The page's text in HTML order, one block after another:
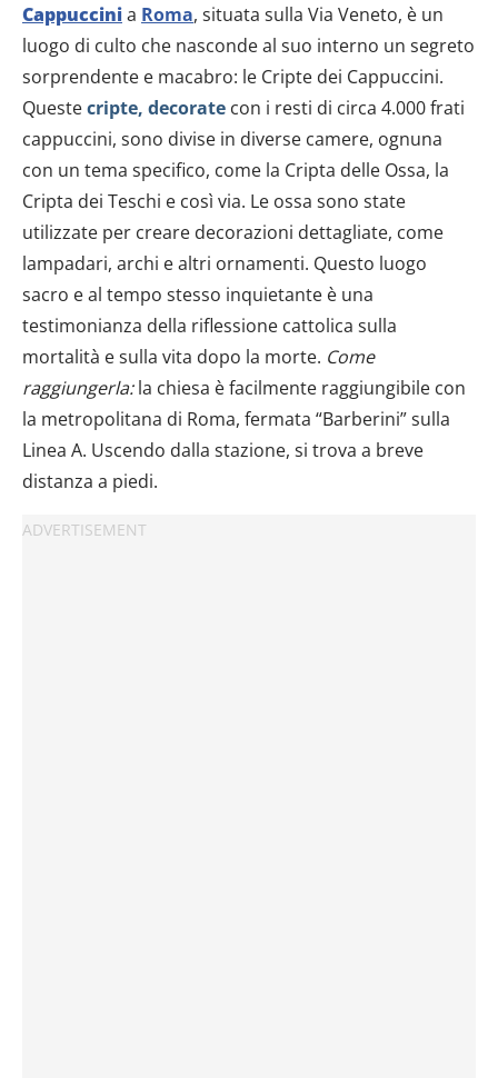
Cappuccinia Roma, situata sulla Via Veneto, è un
luogo di culto che nasconde al suo interno un segreto
sorprendente e macabro: le Cripte dei Cappuccini.
Questecripte, decorate con i resti di circa 4.000 frati
cappuccini, sono divise in diverse camere, ognuna
con un tema specifico, come la Cripta delle Ossa, la
Cripta dei Teschi e così via. Le ossa sono state
utilizzate per creare decorazioni dettagliate, come
lampadari, archi e altri ornamenti. Questo luogo
sacro e al tempo stesso inquietante è una
testimonianza della riflessione cattolica sulla
mortalità e sulla vita dopo la morte. Come
raggiungerla:la chiesa è facilmente raggiungibile con
la metropolitana di Roma, fermata “Barberini” sulla
Linea A. Uscendo dalla stazione, si trova a breve
distanza a piedi.